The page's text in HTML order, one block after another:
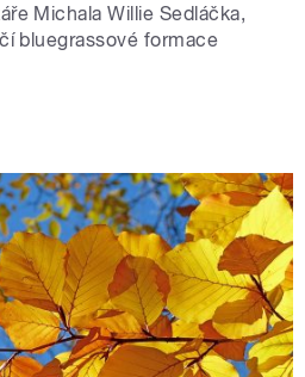
Michala Willie Sedláčka,
bluegrassové formace